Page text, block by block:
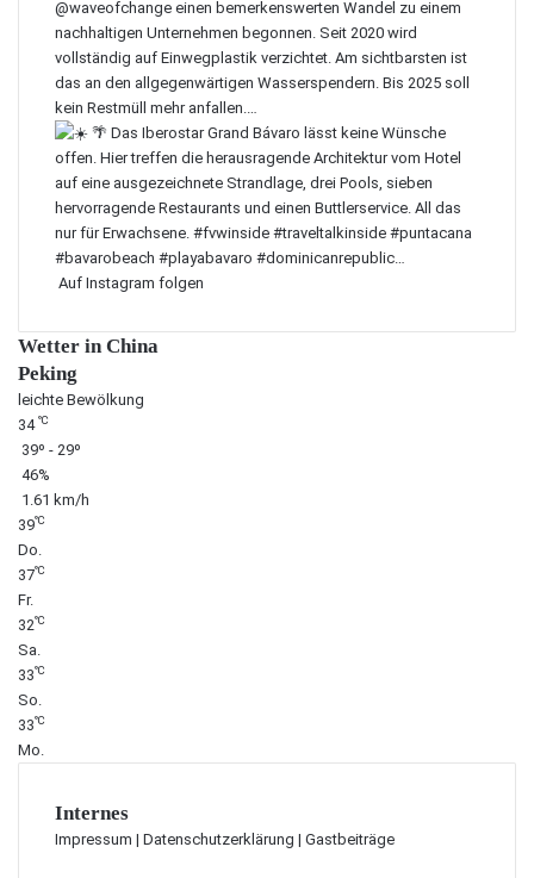
Auf Instagram folgen
Wetter in China
Peking
leichte Bewölkung
34℃
39º - 29º
46%
1.61 km/h
39℃
Do.
37℃
Fr.
32℃
Sa.
33℃
So.
33℃
Mo.
Internes
Impressum | Datenschutzerklärung | Gastbeiträge